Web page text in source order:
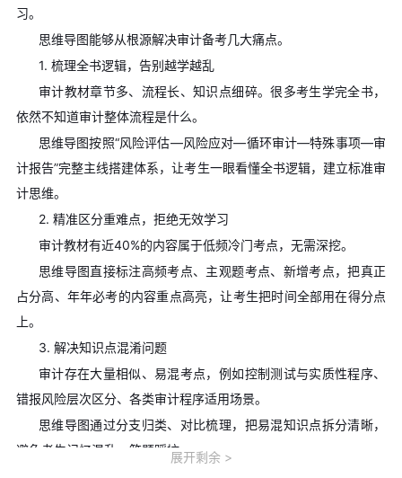
习。
思维导图能够从根源解决审计备考几大痛点。
1. 梳理全书逻辑，告别越学越乱
审计教材章节多、流程长、知识点细碎。很多考生学完全书，
依然不知道审计整体流程是什么。
思维导图按照“风险评估—风险应对—循环审计—特殊事项—审
计报告”完整主线搭建体系，让考生一眼看懂全书逻辑，建立标准审
计思维。
2. 精准区分重难点，拒绝无效学习
审计教材有近40%的内容属于低频冷门考点，无需深挖。
思维导图直接标注高频考点、主观题考点、新增考点，把真正
占分高、年年必考的内容重点高亮，让考生把时间全部用在得分点
上。
3. 解决知识点混淆问题
审计存在大量相似、易混考点，例如控制测试与实质性程序、
错报风险层次区分、各类审计程序适用场景。
思维导图通过分支归类、对比梳理，把易混知识点拆分清晰，
避免考生记忆混乱、答题踩坑。展开剩余